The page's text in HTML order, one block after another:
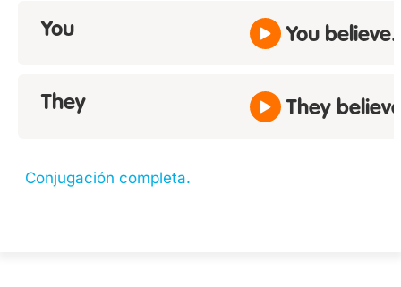
You You believe.
They They
Conjugación completa.